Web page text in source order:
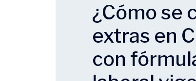
¿Cómo se
extras en
con